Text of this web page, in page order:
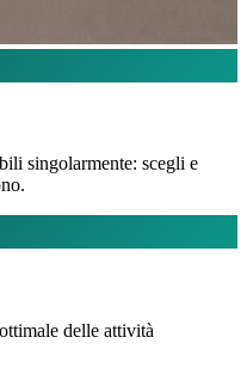
singolarmente: scegli e
delle attività